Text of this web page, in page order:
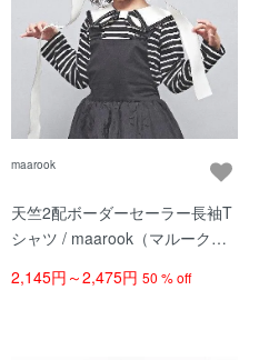
maarook
天竺2配ボーダーセーラー長袖T
シャツ / maarook（マルーク） /
2,145円～2,475円 50 % off